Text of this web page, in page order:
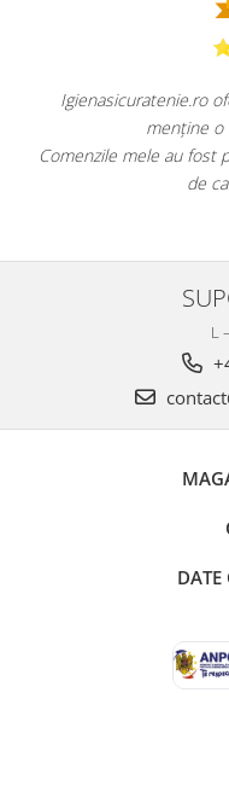
Igienasicuratenie.ro
menține o
Comenzile mele au fost
de
L
DATE